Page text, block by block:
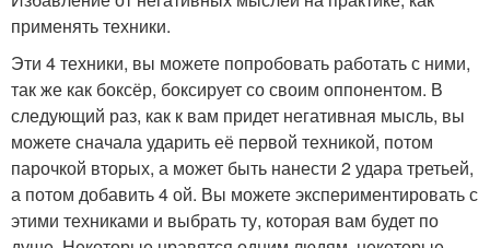
применять техники.
Эти 4 техники, вы можете попробовать работать с ними,
так же как боксёр, боксирует со своим оппонентом. В
следующий раз, как к вам придет негативная мысль, вы
можете сначала ударить её первой техникой, потом
парочкой вторых, а может быть нанести 2 удара третьей,
а потом добавить 4 ой. Вы можете экспериментировать с
этими техниками и выбрать ту, которая вам будет по